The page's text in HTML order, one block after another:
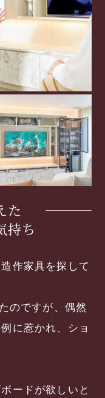
た
持ち
作家具を探して
のですが、偶然
に惹かれ、ショ
ードが欲しいと